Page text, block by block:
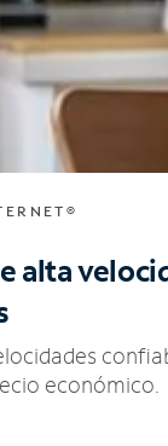
alta
económico.